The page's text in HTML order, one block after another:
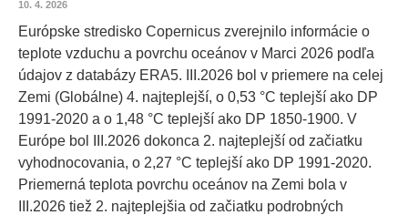
10. 4. 2026
Európske stredisko Copernicus zverejnilo informácie o
teplote vzduchu a povrchu oceánov v Marci 2026 podľa
údajov z databázy ERA5. III.2026 bol v priemere na celej
Zemi (Globálne) 4. najteplejší, o 0,53 °C teplejší ako DP
1991-2020 a o 1,48 °C teplejší ako DP 1850-1900. V
Európe bol III.2026 dokonca 2. najteplejší od začiatku
vyhodnocovania, o 2,27 °C teplejší ako DP 1991-2020.
Priemerná teplota povrchu oceánov na Zemi bola v
III.2026 tiež 2. najteplejšia od začiatku podrobných